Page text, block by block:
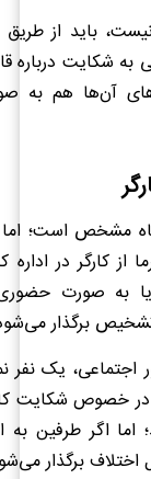
باید از طریق
شکایت درباره
آن‌ها هم به
مشخص است؛
کارگر در
به صورت
برگذار
یک نفر
در خصوص شکایت
اما اگر طرفین
اختلاف برگذار